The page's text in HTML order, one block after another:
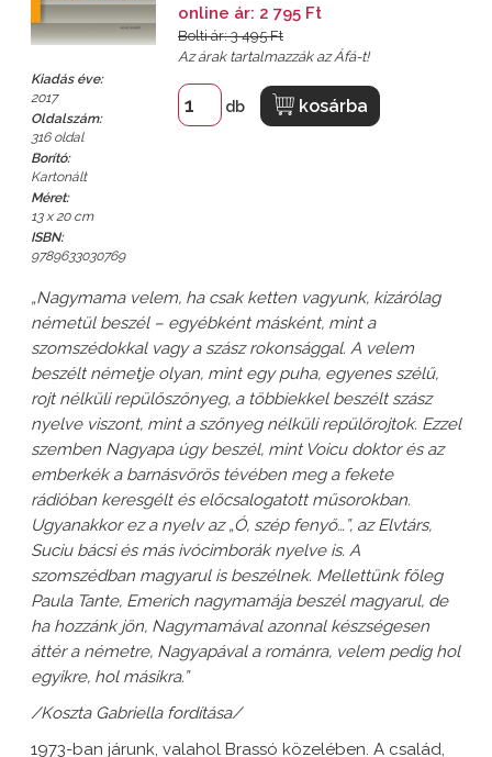
Kiadás éve:
2017
Oldalszám:
316 oldal
Borító:
Kartonált
Méret:
13 x 20 cm
ISBN:
9789633030769
online ár: 2 795 Ft
Bolti ár: 3 495 Ft
Az árak tartalmazzák az Áfá-t!
db kosárba
„Nagymama velem, ha csak ketten vagyunk, kizárólag
németül beszél – egyébként másként, mint a
szomszédokkal vagy a szász rokonsággal. A velem
beszélt németje olyan, mint egy puha, egyenes szélű,
rojt nélküli repülőszőnyeg, a többiekkel beszélt szász
nyelve viszont, mint a szőnyeg nélküli repülőrojtok. Ezzel
szemben Nagyapa úgy beszél, mint Voicu doktor és az
emberkék a barnásvörös tévében meg a fekete
rádióban keresgélt és előcsalogatott műsorokban.
Ugyanakkor ez a nyelv az „Ó, szép fenyő…”, az Elvtárs,
Suciu bácsi és más ivócimborák nyelve is. A
szomszédban magyarul is beszélnek. Mellettünk főleg
Paula Tante, Emerich nagymamája beszél magyarul, de
ha hozzánk jön, Nagymamával azonnal készségesen
áttér a németre, Nagyapával a románra, velem pedig hol
egyikre, hol másikra.”
/Koszta Gabriella fordítása/
1973-ban járunk, valahol Brassó közelében. A család,